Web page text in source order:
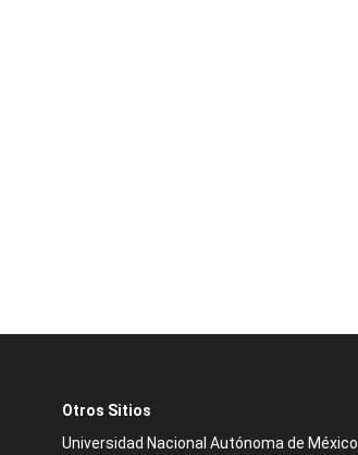
Otros Sitios
Universidad Nacional Autónoma de México